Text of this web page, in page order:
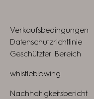
Verkaufsbedingungen
Datenschutzrichtlinie
Geschützter Bereich
whistleblowing
Nachhaltigkeitsbericht